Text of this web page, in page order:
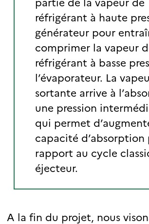
réfrigérant à haute
générateur pour
comprimer la vapeur
réfrigérant à basse
l’évaporateur. La
sortante arrive à
une pression
qui permet
capacité d’absorption
rapport au cycle
éjecteur.
A la fin du projet, nous